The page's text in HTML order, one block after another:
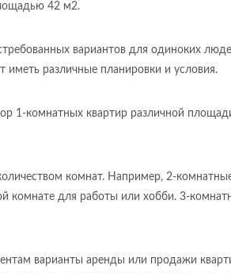
42 м2.
вариантов для одиноких
различные планировки и условия.
1-комнатных квартир различной
комнат. Например, 2-
комнате для работы или хобби. 3-
варианты аренды или продажи